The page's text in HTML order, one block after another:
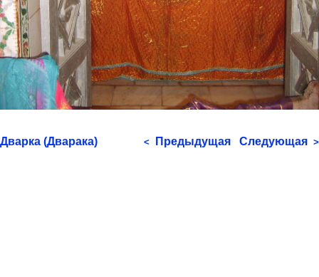
Дварка (Дварака) < Предыдущая Следующая >